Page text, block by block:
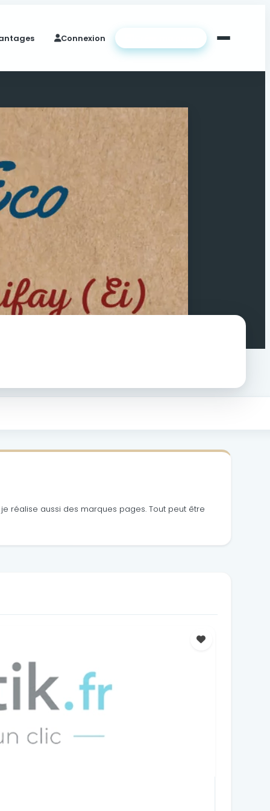
Connexion
réalise aussi des marques pages. Tout peut être
Favoris